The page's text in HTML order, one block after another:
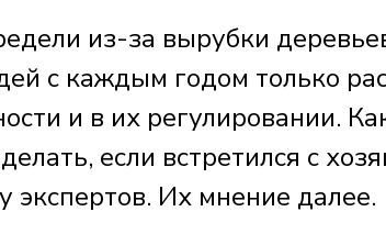
из-за вырубки
с каждым годом только
и в их регулировании.
если встретился с
экспертов. Их мнение далее.